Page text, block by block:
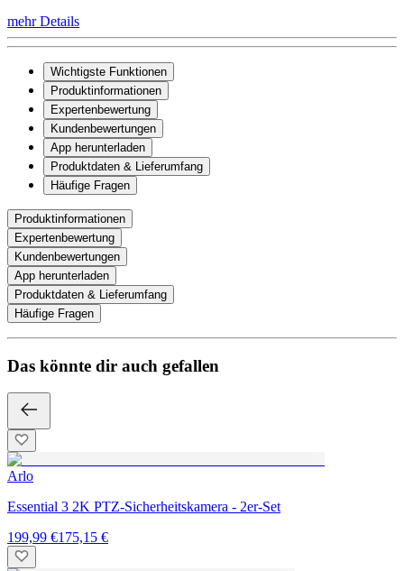
mehr Details
Wichtigste Funktionen
Produktinformationen
Expertenbewertung
Kundenbewertungen
App herunterladen
Produktdaten & Lieferumfang
Häufige Fragen
Produktinformationen
Expertenbewertung
Kundenbewertungen
App herunterladen
Produktdaten & Lieferumfang
Häufige Fragen
Das könnte dir auch gefallen
Arlo
Essential 3 2K PTZ-Sicherheitskamera - 2er-Set
199,99 €175,15 €